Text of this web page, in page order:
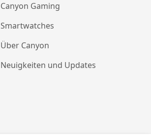
Canyon Gaming
Smartwatches
Über Canyon
Neuigkeiten und Updates